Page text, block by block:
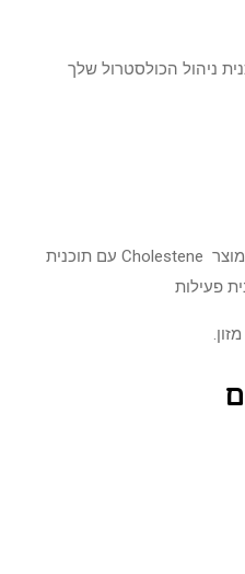
ניהול הכולסטרול שלך
השתמש במוצר Cholestene עם תוכנית
פעילות